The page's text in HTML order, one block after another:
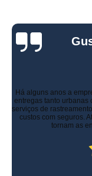
Há alguns anos a
entregas tanto urbanas
serviços de
custos com seguros.
tornam as